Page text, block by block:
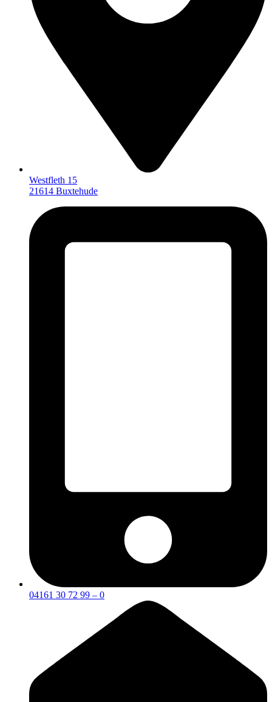
Westfleth 15
21614 Buxtehude
04161 30 72 99 – 0